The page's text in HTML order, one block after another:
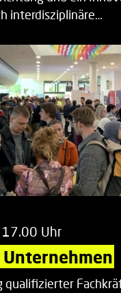
interdisziplinäre…
Uhr
Unternehmen
qualifizierter